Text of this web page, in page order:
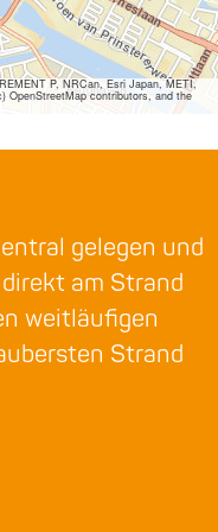
P, NRCan, Esri Japan, METI,
OpenStreetMap contributors, and the
gelegen und
am Strand
weitläufigen
Strand